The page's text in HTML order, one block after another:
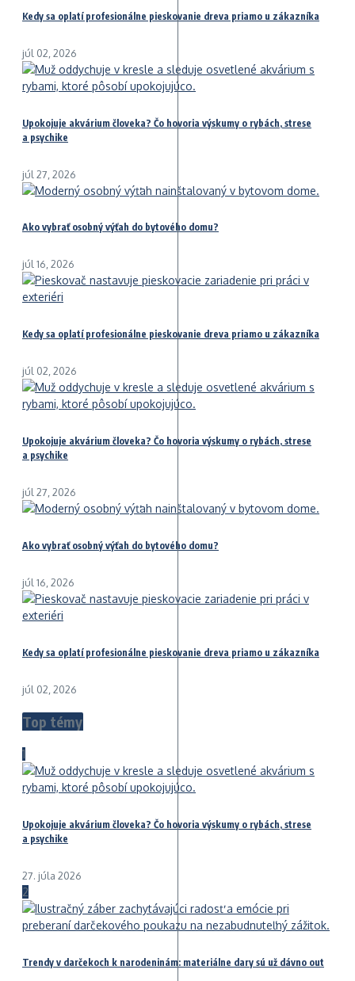
Kedy sa oplatí profesionálne pieskovanie dreva priamo u zákazníka
júl 02, 2026
Upokojuje akvárium človeka? Čo hovoria výskumy o rybách, strese
a psychike
júl 27, 2026
Ako vybrať osobný výťah do bytového domu?
júl 16, 2026
Kedy sa oplatí profesionálne pieskovanie dreva priamo u zákazníka
júl 02, 2026
Upokojuje akvárium človeka? Čo hovoria výskumy o rybách, strese
a psychike
júl 27, 2026
Ako vybrať osobný výťah do bytového domu?
júl 16, 2026
Kedy sa oplatí profesionálne pieskovanie dreva priamo u zákazníka
júl 02, 2026
Top témy
1
Upokojuje akvárium človeka? Čo hovoria výskumy o rybách, strese
a psychike
27. júla 2026
2
Trendy v darčekoch k narodeninám: materiálne dary sú už dávno out